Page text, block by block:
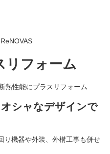
リフォーム
性能にプラスリフォーム
シャなデザインで
り機器や外装、外構工事も併せ